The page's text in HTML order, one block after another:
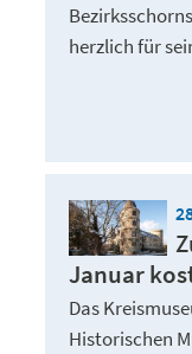
herzlich für
Januar
Das
Historischen